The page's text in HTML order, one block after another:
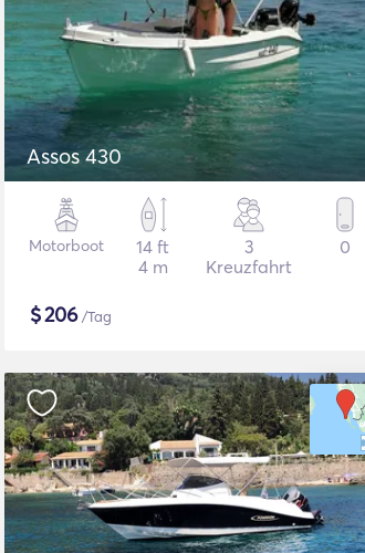
Assos 430
Motorboot
14 ft
4 m
3
Kreuzfahrt
0
$206/Tag